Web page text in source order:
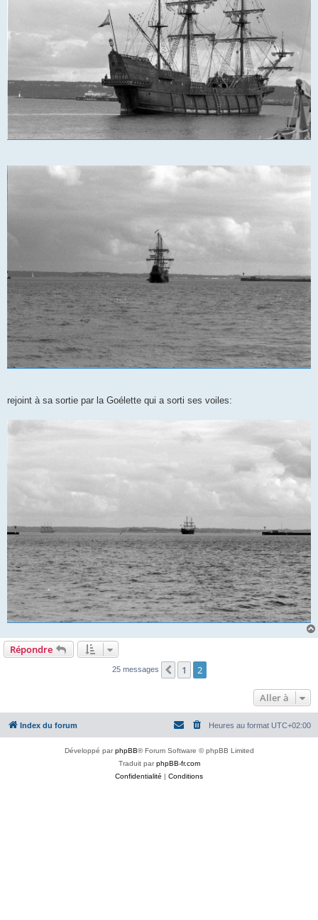
rejoint à sa sortie par la Goélette qui a sorti ses voiles:
Répondre
25 messages Précédente
1 2
Aller à
Index du forum Heures au format UTC+02:00
Développé parphpBB® Forum Software © phpBB Limited
Traduit parphpBB-fr.com
Confidentialité
Conditions